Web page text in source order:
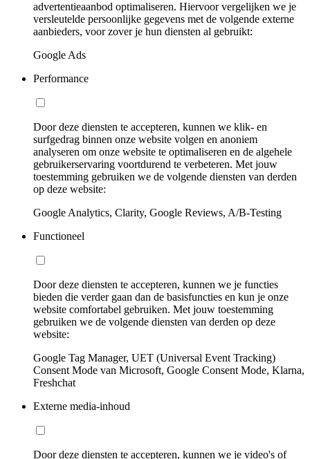
advertentieaanbod optimaliseren. Hiervoor vergelijken we je
versleutelde persoonlijke gegevens met de volgende externe
aanbieders, voor zover je hun diensten al gebruikt:
Google Ads
Performance
Door deze diensten te accepteren, kunnen we klik- en
surfgedrag binnen onze website volgen en anoniem
analyseren om onze website te optimaliseren en de algehele
gebruikerservaring voortdurend te verbeteren. Met jouw
toestemming gebruiken we de volgende diensten van derden
op deze website:
Google Analytics, Clarity, Google Reviews, A/B-Testing
Functioneel
Door deze diensten te accepteren, kunnen we je functies
bieden die verder gaan dan de basisfuncties en kun je onze
website comfortabel gebruiken. Met jouw toestemming
gebruiken we de volgende diensten van derden op deze
website:
Google Tag Manager, UET (Universal Event Tracking)
Consent Mode van Microsoft, Google Consent Mode, Klarna,
Freshchat
Externe media-inhoud
Door deze diensten te accepteren, kunnen we je video's of